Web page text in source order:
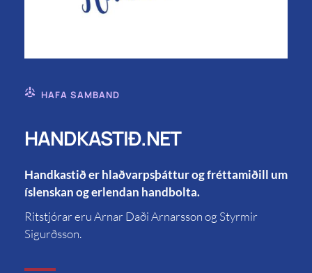
HAFA SAMBAND
HANDKASTIÐ.NET
Handkastið er hlaðvarpsþáttur og fréttamiðill um
íslenskan og erlendan handbolta.
Ritstjórar eru Arnar Daði Arnarsson og Styrmir
Sigurðsson.